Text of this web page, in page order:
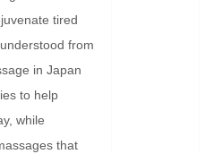
tired
from
in Japan
to help
while
that